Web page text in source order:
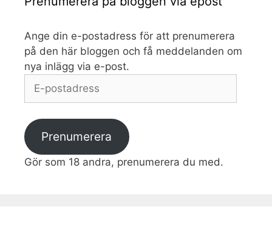
Ange din e-postadress för att prenumerera
på den här bloggen och få meddelanden om
nya inlägg via e-post.
postadress
Prenumerera
Gör som 18 andra, prenumerera du med.